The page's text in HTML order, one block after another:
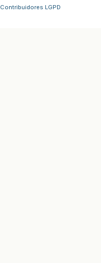
Contribuidores LGPD